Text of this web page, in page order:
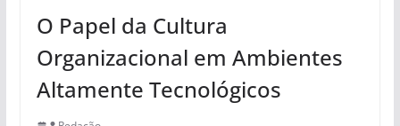
O Papel da Cultura
Organizacional em Ambientes
Altamente Tecnológicos